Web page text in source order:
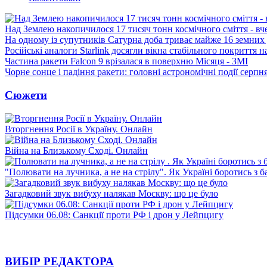
Над Землею накопичилося 17 тисяч тонн космічного сміття -
На одному із супутників Сатурна доба триває майже 16 земних
Російські аналоги Starlink досягли вікна стабільного покриття
Частина ракети Falcon 9 врізалася в поверхню Місяця - ЗМІ
Чорне сонце і падіння ракети: головні астрономічні події
Сюжети
Вторгнення Росії в Україну. Онлайн
Війна на Близькому Сході. Онлайн
"Полювати на лучника, а не на стрілу". Як Україні боротись з
Загадковий звук вибуху налякав Москву: що це було
Підсумки 06.08: Санкції проти РФ і дрон у Лейпцигу
ВИБІР РЕДАКТОРА